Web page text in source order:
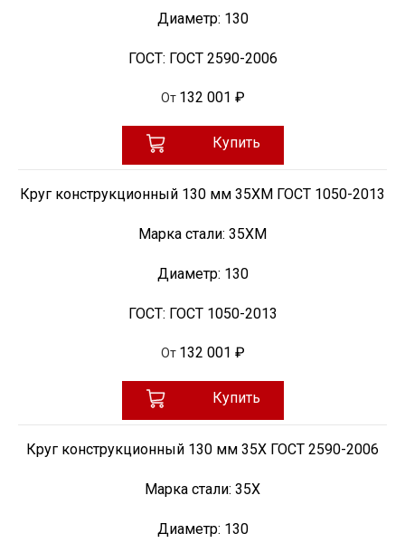
Диаметр: 130
ГОСТ: ГОСТ 2590-2006
От 132 001 ₽
Купить
Круг конструкционный 130 мм 35ХМ ГОСТ 1050-2013
Марка стали: 35ХМ
Диаметр: 130
ГОСТ: ГОСТ 1050-2013
От 132 001 ₽
Купить
Круг конструкционный 130 мм 35Х ГОСТ 2590-2006
Марка стали: 35Х
Диаметр: 130